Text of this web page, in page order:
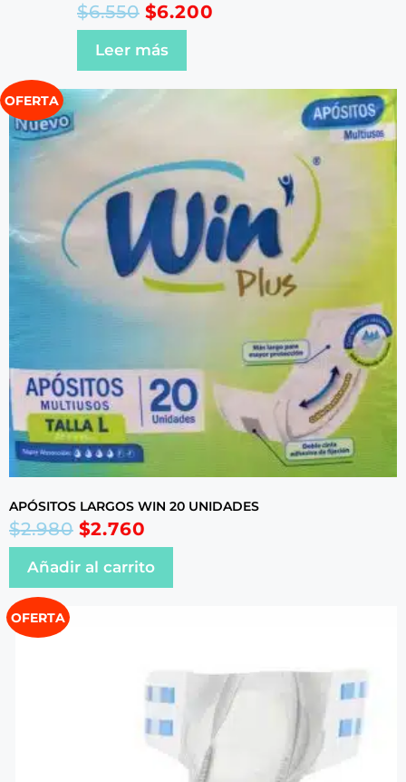
$6.550 $6.200
Leer más
OFERTA
APÓSITOS LARGOS WIN 20 UNIDADES
$2.980 $2.760
Añadir al carrito
OFERTA